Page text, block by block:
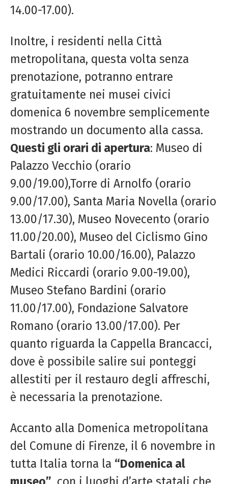
14.00-17.00).
Inoltre, i residenti nella Città
metropolitana, questa volta senza
prenotazione, potranno entrare
gratuitamente nei musei civici
domenica 6 novembre semplicemente
mostrando un documento alla cassa.
Questi gli orari di apertura: Museo di
Palazzo Vecchio (orario
9.00/19.00),Torre di Arnolfo (orario
9.00/17.00), Santa Maria Novella (orario
13.00/17.30), Museo Novecento (orario
11.00/20.00), Museo del Ciclismo Gino
Bartali (orario 10.00/16.00), Palazzo
Medici Riccardi (orario 9.00-19.00),
Museo Stefano Bardini (orario
11.00/17.00), Fondazione Salvatore
Romano (orario 13.00/17.00). Per
quanto riguarda la Cappella Brancacci,
dove è possibile salire sui ponteggi
allestiti per il restauro degli affreschi,
è necessaria la prenotazione.
Accanto alla Domenica metropolitana
del Comune di Firenze, il 6 novembre in
tutta Italia torna la “Domenica al